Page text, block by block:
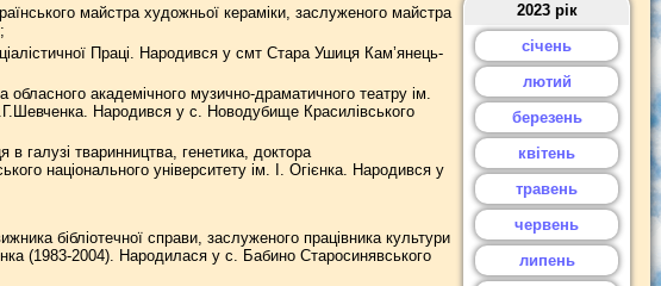
майстра художньої кераміки, заслуженого майстра
Праці. Народився у смт Стара Ушиця Кам’янець-
академічного музично-драматичного театру ім.
Народився у с. Новодубище Красилівського
галузі тваринництва, генетика, доктора
національного університету ім. І. Огієнка. Народився у
бібліотечної справи, заслуженого працівника культури
(1983-2004). Народилася у с. Бабино Старосинявського
2023 рік
січень
лютий
березень
квітень
травень
червень
липень